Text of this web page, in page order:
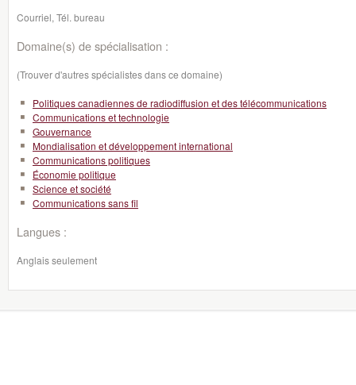
Courriel, Tél. bureau
Domaine(s) de spécialisation :
(Trouver d'autres spécialistes dans ce domaine)
Politiques canadiennes de radiodiffusion et des télécommunications
Communications et technologie
Gouvernance
Mondialisation et développement international
Communications politiques
Économie politique
Science et société
Communications sans fil
Langues :
Anglais seulement